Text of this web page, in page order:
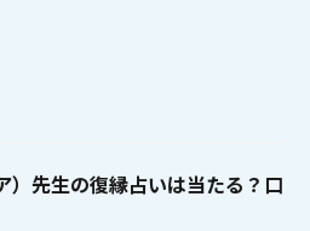
）先生の復縁占いは当たる？口